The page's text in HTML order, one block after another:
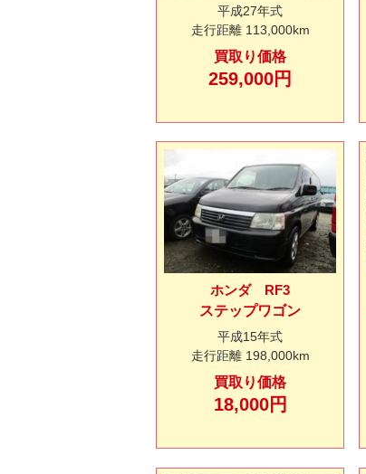
平成27年式
走行距離 113,000km
買取り価格
259,000円
ホンダ RF3
ステップワゴン
平成15年式
走行距離 198,000km
買取り価格
18,000円